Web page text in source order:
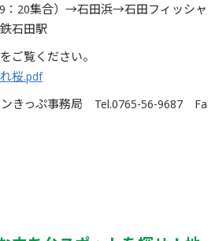
：20集合）→石田浜→石田フィッシャ
石田駅
ご覧ください。
桜.pdf
きっぷ事務局 Tel.0765-56-9687 Fa